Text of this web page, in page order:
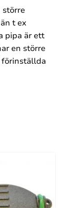
större
t ex
pipa är ett
en större
förinställda